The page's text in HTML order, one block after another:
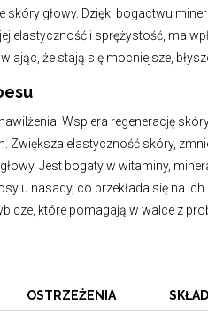
głowy. Dzięki bogactwu
elastyczność i sprężystość, ma
że stają się mocniejsze,
Wspiera regenerację
Zwiększa elastyczność skóry,
Jest bogaty w witaminy,
u nasady, co przekłada się na
które pomagają w walce z
OSTRZEŻENIA